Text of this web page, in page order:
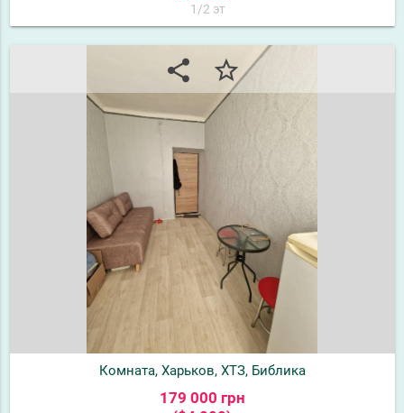
1/2 эт
share star_border
Комната, Харьков, ХТЗ, Библика
179 000 грн